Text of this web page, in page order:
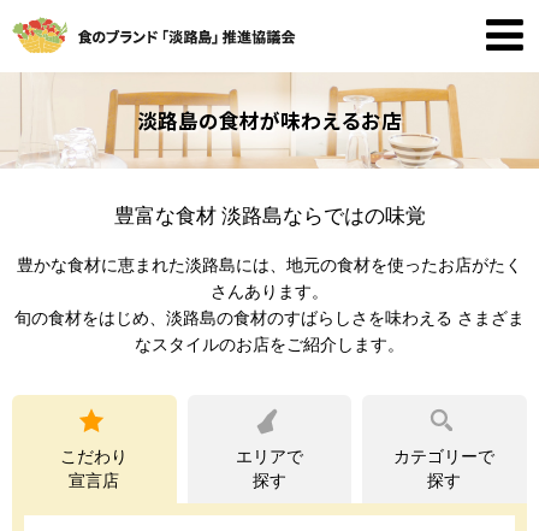
淡路島の食材が味わえるお店
豊富な食材 淡路島ならではの味覚
豊かな食材に恵まれた淡路島には、地元の食材を使ったお店がたく
さんあります。
旬の食材をはじめ、淡路島の食材のすばらしさを味わえる さまざま
なスタイルのお店をご紹介します。
こだわり
宣言店
エリアで
探す
カテゴリーで
探す